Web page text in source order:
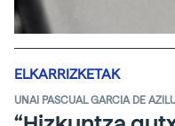
ELKARRIZKETAK
UNAI PASCUAL GARCIA DE